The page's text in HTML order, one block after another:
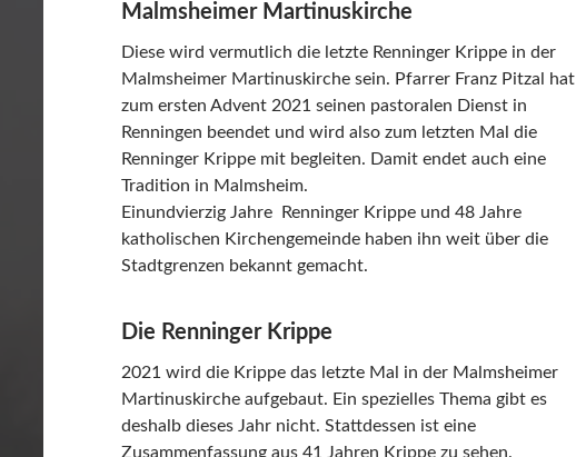
Malmsheimer Martinuskirche
Diese wird vermutlich die letzte Renninger Krippe in der
Malmsheimer Martinuskirche sein. Pfarrer Franz Pitzal hat
zum ersten Advent 2021 seinen pastoralen Dienst in
Renningen beendet und wird also zum letzten Mal die
Renninger Krippe mit begleiten. Damit endet auch eine
Tradition in Malmsheim.
Einundvierzig Jahre Renninger Krippe und 48 Jahre
katholischen Kirchengemeinde haben ihn weit über die
Stadtgrenzen bekannt gemacht.
Die Renninger Krippe
2021 wird die Krippe das letzte Mal in der Malmsheimer
Martinuskirche aufgebaut. Ein spezielles Thema gibt es
deshalb dieses Jahr nicht. Stattdessen ist eine
Zusammenfassung aus 41 Jahren Krippe zu sehen.